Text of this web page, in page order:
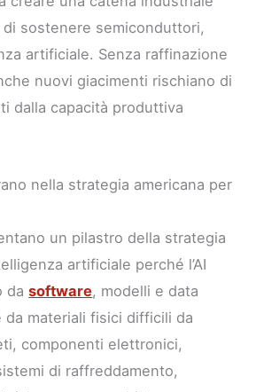
sostenere semiconduttori,
artificiale. Senza raffinazione
nuovi giacimenti rischiano di
dalla capacità produttiva
nella strategia americana per
un pilastro della strategia
artificiale perché l’AI
dasoftware, modelli e data
da materiali fisici difficili da
componenti elettronici,
di raffreddamento,